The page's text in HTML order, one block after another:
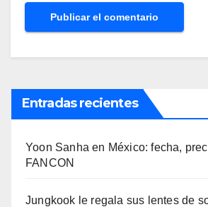
Entradas recientes
Yoon Sanha en México: fecha,
FANCON
Jungkook le regala sus lentes de